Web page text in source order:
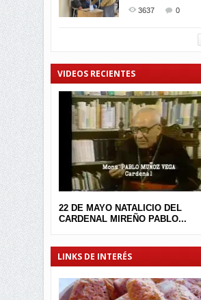
3637 0
GALARDONADA
VIDEOS RECIENTES
22 DE MAYO NATALICIO DEL
CARDENAL MIREÑO PABLO...
LINKS DE INTERÉS